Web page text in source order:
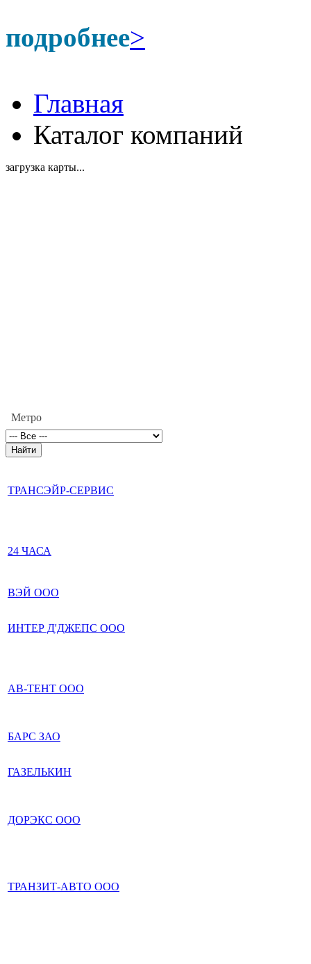
подробнее>
Главная
Каталог компаний
загрузка карты...
Метро
ТРАНСЭЙР-СЕРВИС
24 ЧАСА
ВЭЙ ООО
ИНТЕР Д'ДЖЕПС ООО
АВ-ТЕНТ ООО
БАРС ЗАО
ГАЗЕЛЬКИН
ДОРЭКС ООО
ТРАНЗИТ-АВТО ООО